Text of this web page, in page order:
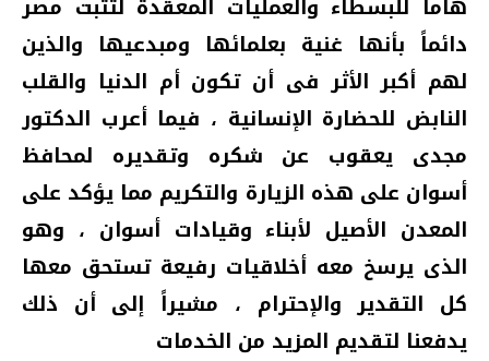
دائماً بأنها غنية بعلمائها ومبدعيها والذين
لهم أكبر الأثر فى أن تكون أم الدنيا والقلب
النابض للحضارة الإنسانية ، فيما أعرب الدكتور
مجدى يعقوب عن شكره وتقديره لمحافظ
أسوان على هذه الزيارة والتكريم مما يؤكد على
المعدن الأصيل لأبناء وقيادات أسوان ، وهو
الذى يرسخ معه أخلاقيات رفيعة تستحق معها
كل التقدير والإحترام ، مشيراً إلى أن ذلك
يدفعنا لتقديم المزيد من الخدمات